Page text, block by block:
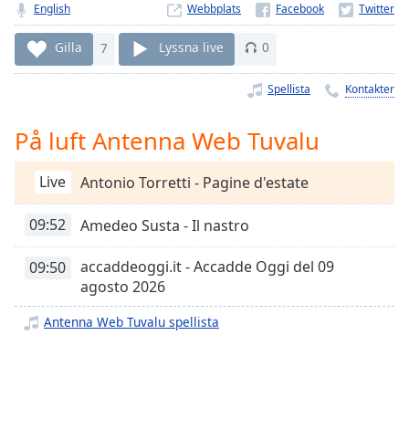
live,
currently
behind
LIVE
Remaining
Playback
Rate
Chapters
Chapters
descriptions
English Webbplats
Gilla 7 Lyssna live 0
Spellista Kontakter
På luft Antenna Web Tuvalu
Live Antonio Torretti - Pagine d'estate
09:52 Amedeo Susta - Il nastro
09:50
accaddeoggi.it - Accadde Oggi del 09
agosto 2026
Antenna Web Tuvalu spellista